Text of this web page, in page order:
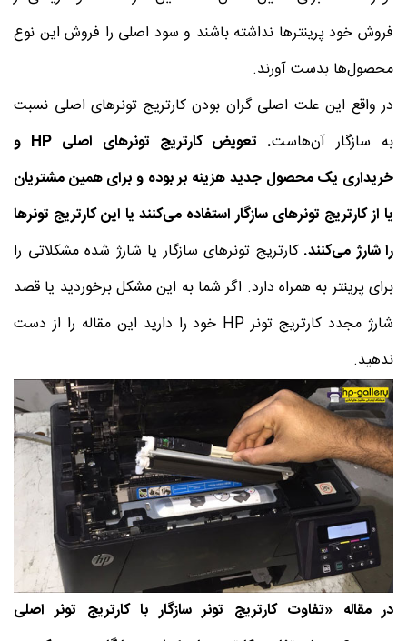
فروش خود پرینترها نداشته باشند و سود اصلی را فروش این نوع
محصول‌ها بدست آورند.
در واقع این علت اصلی گران بودن کارتریج تونرهای اصلی نسبت
به سازگار آن‌هاست. تعویض کارتریج تونرهای اصلیHP و
خریداری یک محصول جدید هزینه بر بوده و برای همین مشتریان
یا از کارتریج تونرهای سازگار استفاده می‌کنند یا این کارتریج تونرها
را شارژ می‌کنند.کارتریج تونرهای سازگار یا شارژ شده مشکلاتی را
برای پرینتر به همراه دارد. اگر شما به این مشکل برخوردید یا قصد
شارژ مجدد کارتریج تونر HP خود را دارید این مقاله را از دست
ندهید.
در مقاله «تفاوت کارتریج تونر سازگار با کارتریج تونر اصلی